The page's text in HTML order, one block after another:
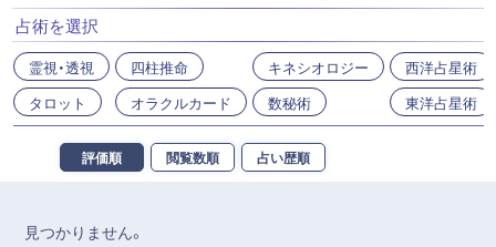
占術を選択
霊視・透視
タロット
四柱推命
オラクルカード
キネシオロジー
数秘術
西洋占星術
東洋占星術
評価順 閲覧数順 占い歴順
見つかりません。